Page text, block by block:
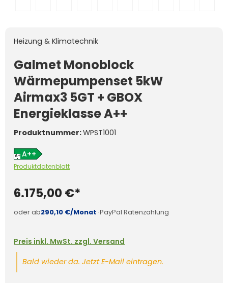
Heizung & Klimatechnik
Galmet Monoblock
Wärmepumpenset 5kW
Airmax3 5GT + GBOX
Energieklasse A++
Produktnummer:WPST1001
A++
A+
+
A+
+
Produktdatenblatt
6.175,00 €*
oder ab290,10 €/Monat ·PayPal Ratenzahlung
Preis inkl. MwSt. zzgl. Versand
Bald wieder da. Jetzt E-Mail eintragen.